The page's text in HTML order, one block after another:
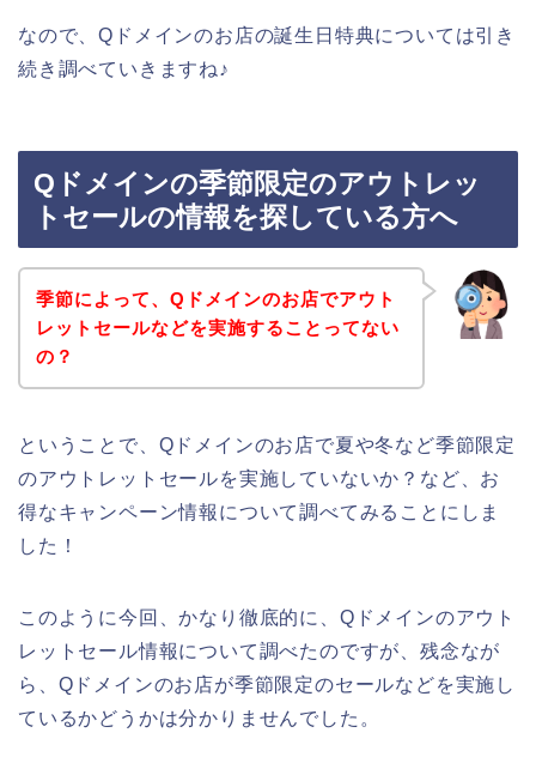
なので、Qドメインのお店の誕生日特典については引き
続き調べていきますね♪
Qドメインの季節限定のアウトレッ
トセールの情報を探している方へ
季節によって、Qドメインのお店でアウト
レットセールなどを実施することってない
の？
ということで、Qドメインのお店で夏や冬など季節限定
のアウトレットセールを実施していないか？など、お
得なキャンペーン情報について調べてみることにしま
した！
このように今回、かなり徹底的に、Qドメインのアウト
レットセール情報について調べたのですが、残念なが
ら、Qドメインのお店が季節限定のセールなどを実施し
ているかどうかは分かりませんでした。